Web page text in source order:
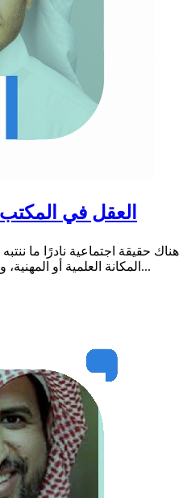
العقل في
هناك حقيقة اجتماعية نادرًا ما
المكانة العلمية أو المهنية، ومهما أحاط نفسه بهالة من الوقار...